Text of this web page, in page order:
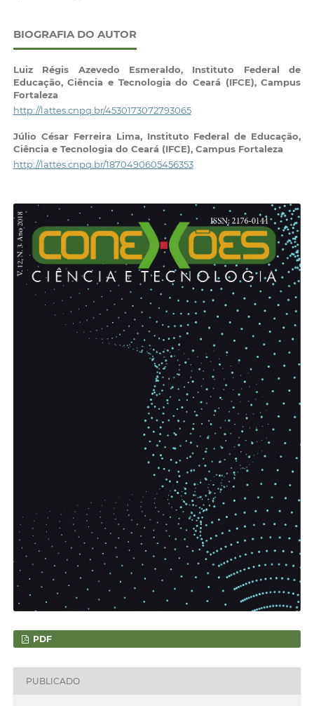
BIOGRAFIA DO AUTOR
Luiz Régis Azevedo Esmeraldo, Instituto Federal de
Educação, Ciência e Tecnologia do Ceará (IFCE), Campus
Fortaleza
http://lattes.cnpq.br/4530173072793065
Júlio César Ferreira Lima, Instituto Federal de Educação,
Ciência e Tecnologia do Ceará (IFCE), Campus Fortaleza
http://lattes.cnpq.br/1870490605456353
PDF
PUBLICADO